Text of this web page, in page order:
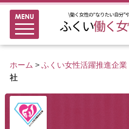
ホーム > ふくい女性活躍推進企業
社
メニュー
新着情報
ふくい女性活躍推進企業
家事シェアのススメ